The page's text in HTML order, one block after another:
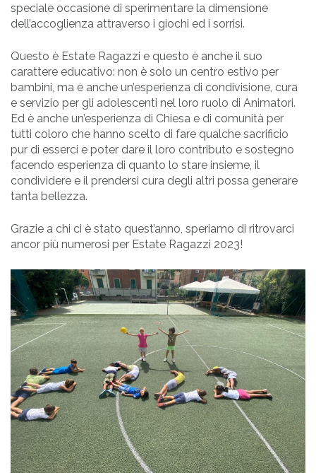
speciale occasione di sperimentare la dimensione
dell’accoglienza attraverso i giochi ed i sorrisi.
Questo è Estate Ragazzi e questo è anche il suo
carattere educativo: non è solo un centro estivo per
bambini, ma è anche un’esperienza di condivisione, cura
e servizio per gli adolescenti nel loro ruolo di Animatori.
Ed è anche un’esperienza di Chiesa e di comunità per
tutti coloro che hanno scelto di fare qualche sacrificio
pur di esserci e poter dare il loro contributo e sostegno
facendo esperienza di quanto lo stare insieme, il
condividere e il prendersi cura degli altri possa generare
tanta bellezza.
Grazie a chi ci è stato quest’anno, speriamo di ritrovarci
ancor più numerosi per Estate Ragazzi 2023!